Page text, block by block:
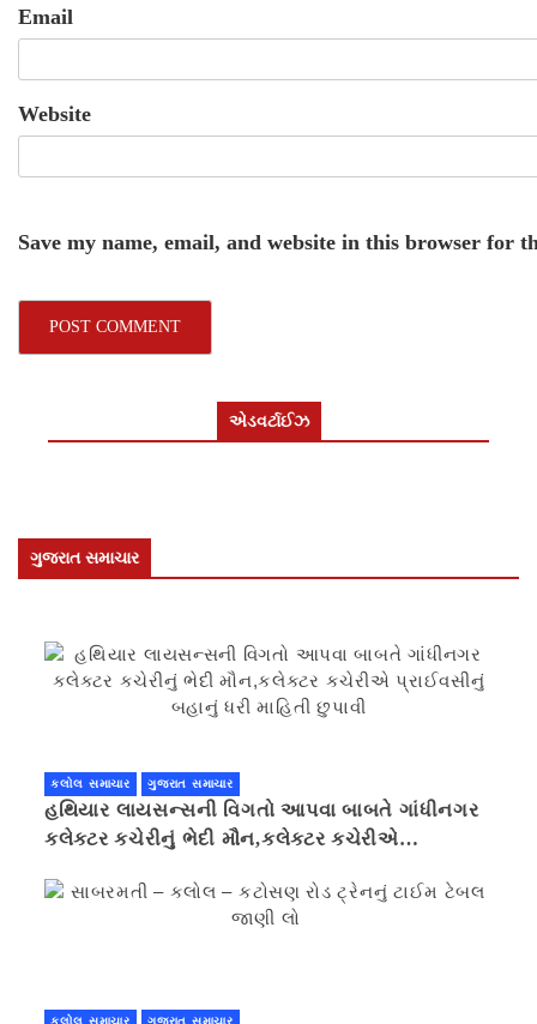
Email
Website
Save my name, email, and website in this browser for
એડવર્ટાઈઝ
ગુજરાત સમાચાર
કલોલ સમાચાર ગુજરાત સમાચાર
હથિયાર લાયસન્સની વિગતો આપવા બાબતે ગાંધીનગર
કલેક્ટર કચેરીનું ભેદી મૌન,કલેક્ટર કચેરીએ
કલોલ સમાચાર ગુજરાત સમાચાર